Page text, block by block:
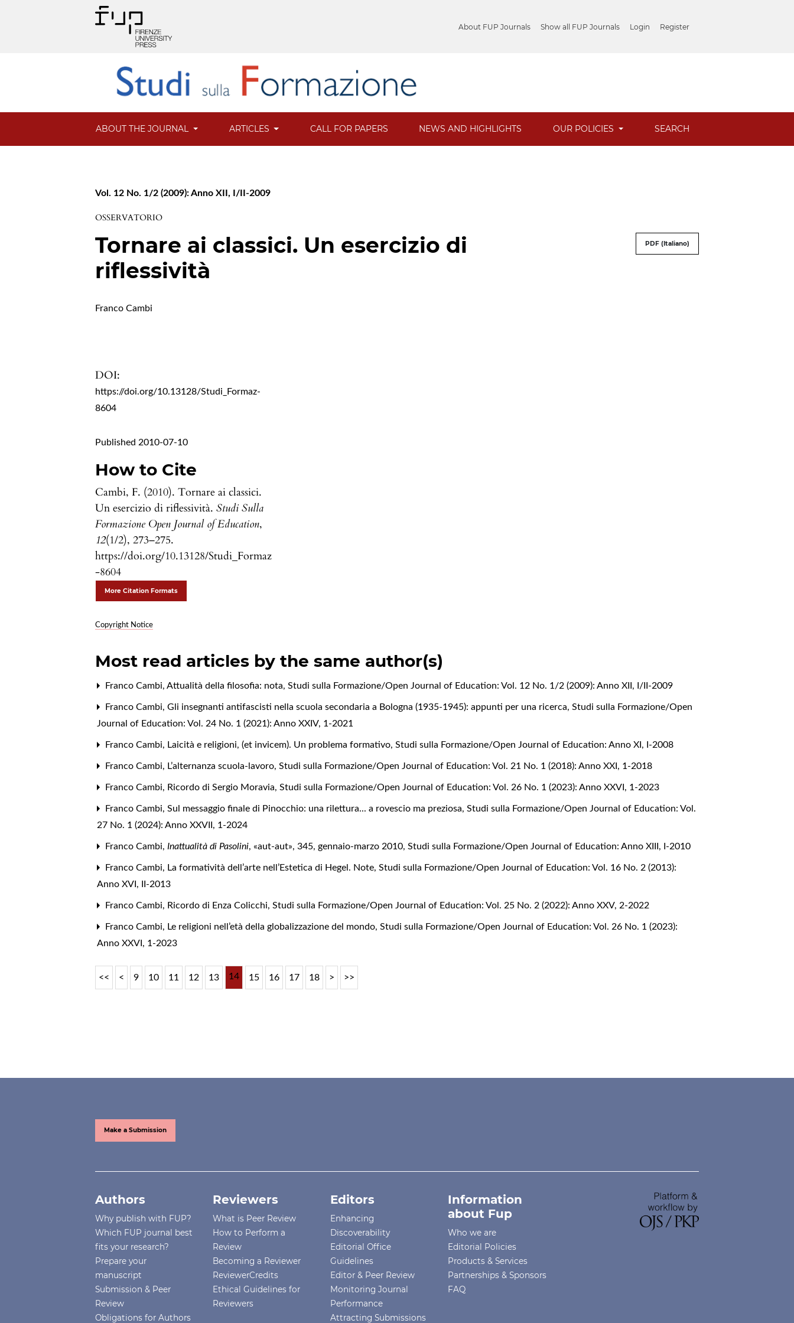
About FUP Journals Show all FUP Journals Login Register
ABOUT THE JOURNAL ARTICLES CALL FOR PAPERS NEWS AND HIGHLIGHTS OUR POLICIES SEARCH
Vol. 12 No. 1/2 (2009): Anno XII, I/II-2009
OSSERVATORIO
Tornare ai classici. Un esercizio di
riflessività
PDF (Italiano)
Franco Cambi
DOI:
https://doi.org/10.13128/Studi_Formaz-
8604
Published 2010-07-10
How to Cite
Cambi, F. (2010). Tornare ai classici.
Un esercizio di riflessività.Studi Sulla
Formazione Open Journal of Education,
12(1/2), 273–275.
https://doi.org/10.13128/Studi_Formaz
-8604
More Citation Formats
Copyright Notice
Most read articles by the same author(s)
Franco Cambi,Attualità della filosofia: nota,Studi sulla Formazione/Open Journal of Education: Vol. 12 No. 1/2 (2009): Anno XII, I/II-2009
Franco Cambi,Gli insegnanti antifascisti nella scuola secondaria a Bologna (1935-1945): appunti per una ricerca,Studi sulla Formazione/Open
Journal of Education: Vol. 24 No. 1 (2021): Anno XXIV, 1-2021
Franco Cambi, Laicità e religioni, (et invicem). Un problema formativo,Studi sulla Formazione/Open Journal of Education: Anno XI, I-2008
Franco Cambi, L’alternanza scuola-lavoro,Studi sulla Formazione/Open Journal of Education: Vol. 21 No. 1 (2018): Anno XXI, 1-2018
Franco Cambi, Ricordo di Sergio Moravia,Studi sulla Formazione/Open Journal of Education: Vol. 26 No. 1 (2023): Anno XXVI, 1-2023
Franco Cambi,Sul messaggio finale di Pinocchio: una rilettura... a rovescio ma preziosa,Studi sulla Formazione/Open Journal of Education: Vol.
27 No. 1 (2024): Anno XXVII, 1-2024
Franco Cambi,Inattualità di Pasolini, «aut-aut», 345, gennaio-marzo 2010,Studi sulla Formazione/Open Journal of Education: Anno XIII, I-2010
Franco Cambi, La formatività dell’arte nell’Estetica di Hegel. Note,Studi sulla Formazione/Open Journal of Education: Vol. 16 No. 2 (2013):
Anno XVI, II-2013
Franco Cambi, Ricordo di Enza Colicchi,Studi sulla Formazione/Open Journal of Education: Vol. 25 No. 2 (2022): Anno XXV, 2-2022
Franco Cambi, Le religioni nell’età della globalizzazione del mondo,Studi sulla Formazione/Open Journal of Education: Vol. 26 No. 1 (2023):
Anno XXVI, 1-2023
<< < 9 10 11 12 13 14 15 16 17 18 > >>
Make a Submission
Authors
Why publish with FUP?
Which FUP journal best
fits your research?
Prepare your
manuscript
Submission & Peer
Review
Obligations for Authors
Reviewers
What is Peer Review
How to Perform a
Review
Becoming a Reviewer
ReviewerCredits
Ethical Guidelines for
Reviewers
Editors
Enhancing
Discoverability
Editorial Office
Guidelines
Editor & Peer Review
Monitoring Journal
Performance
Attracting Submissions
Information
about Fup
Who we are
Editorial Policies
Products & Services
Partnerships & Sponsors
FAQ